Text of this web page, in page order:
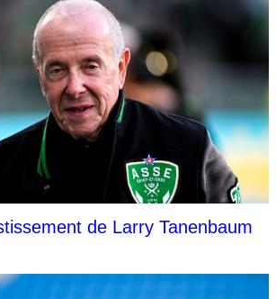
de Larry Tanenbaum